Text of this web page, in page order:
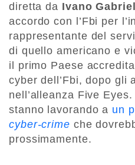
diretta da Ivano
accordo con l’Fbi per
rappresentante del
di quello americano e
il primo Paese
cyber dell’Fbi, dopo gli
nell’alleanza Five
stanno lavorando a un
cyber-crime che
prossimamente.